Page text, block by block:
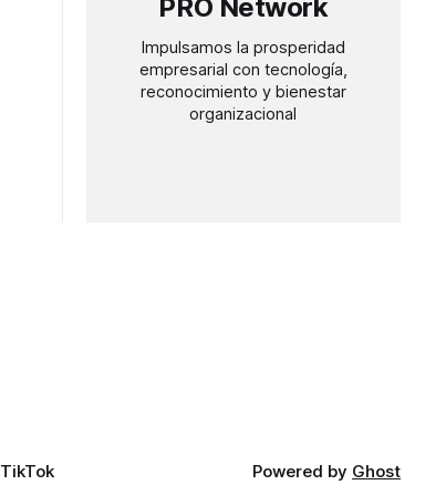
PRO Network
Impulsamos la prosperidad
empresarial con tecnología,
reconocimiento y bienestar
organizacional
TikTok Powered by Ghost